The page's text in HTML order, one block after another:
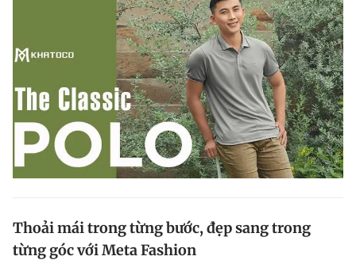
Thoải mái trong từng bước, đẹp sang trong
từng góc với Meta Fashion